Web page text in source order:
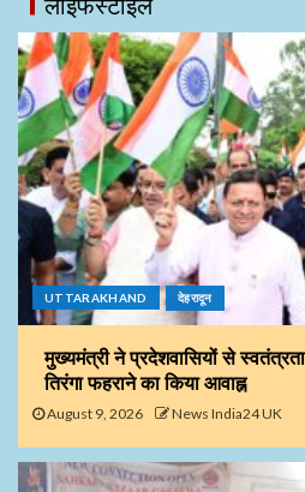
UTTARAKHAND देहरादून
मुख्यमंत्री ने प्रदेशवासियों से
तिरंगा फहराने का किया आवाह्न
August 9, 2026 News India24 UK